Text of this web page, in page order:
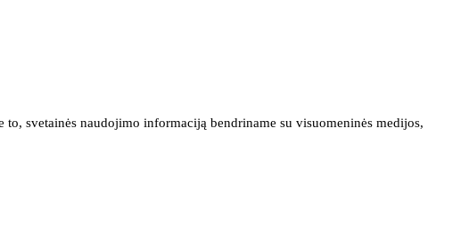
svetainės naudojimo informaciją bendriname su visuomeninės medijos,